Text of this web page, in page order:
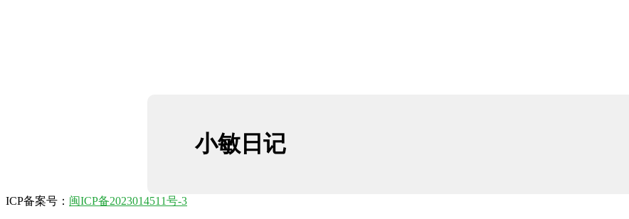
小敏日记
ICP备案号： 闽ICP备2023014511号-3